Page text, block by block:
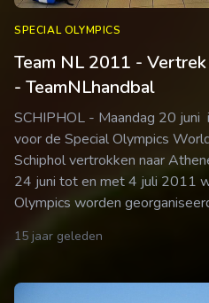
SPECIAL OLYMPICS
Team NL 2011 -
- TeamNLhandbal
SCHIPHOL - Maandag 20
voor de Special Olympics
Schiphol vertrokken naar
24 juni tot en met 4 juli 2011
Olympics worden
15 jaar geleden